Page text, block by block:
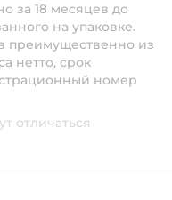
за 18 месяцев до
на упаковке.
преимущественно из
нетто, срок
номер
отличаться